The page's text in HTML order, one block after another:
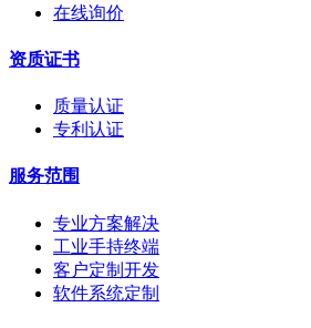
在线询价
资质证书
质量认证
专利认证
服务范围
专业方案解决
工业手持终端
客户定制开发
软件系统定制